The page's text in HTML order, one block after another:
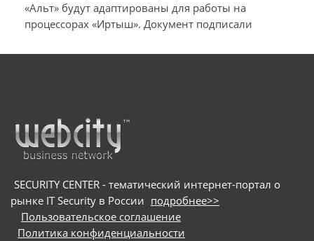
о заключении соглашения о
технологическом сотрудничестве
«Альт» будут адаптированы для работы на
процессорах «Иртыш». Документ подписали
ПО на собственной платформе и разработчики
SECURITY CENTER - тематический интернет-портал о
рынке IT Security в России подробнее>>
Пользовательское соглашение
Политика конфиденциальности